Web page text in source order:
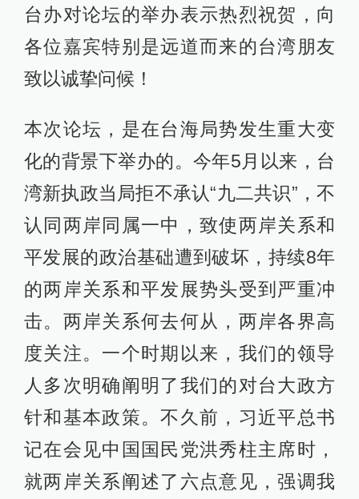
台办对论坛的举办表示热烈祝贺，向
各位嘉宾特别是远道而来的台湾朋友
致以诚挚问候！
本次论坛，是在台海局势发生重大变
化的背景下举办的。今年5月以来，台
湾新执政当局拒不承认“九二共识”，不
认同两岸同属一中，致使两岸关系和
平发展的政治基础遭到破坏，持续8年
的两岸关系和平发展势头受到严重冲
击。两岸关系何去何从，两岸各界高
度关注。一个时期以来，我们的领导
人多次明确阐明了我们的对台大政方
针和基本政策。不久前，习近平总书
记在会见中国国民党洪秀柱主席时，
就两岸关系阐述了六点意见，强调我